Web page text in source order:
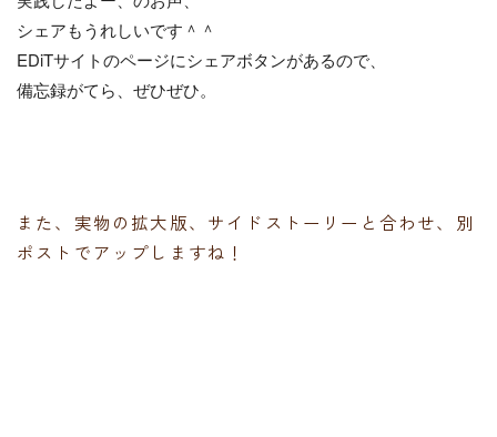
シェアもうれしいです＾＾
EDiTサイトのページにシェアボタンがあるので、
備忘録がてら、ぜひぜひ。
また、実物の拡大版、サイドストーリーと合わせ、別
ポストでアップしますね！